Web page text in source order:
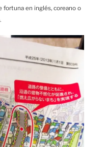
en inglés, coreano o